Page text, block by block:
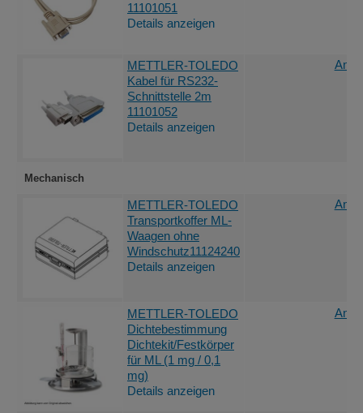
11101051
Details anzeigen
METTLER-TOLEDO
Kabel für RS232-
Schnittstelle 2m
11101052
Details anzeigen
Mechanisch
METTLER-TOLEDO
Transportkoffer ML-
Waagen ohne
Windschutz11124240
Details anzeigen
METTLER-TOLEDO
Dichtebestimmung
Dichtekit/Festkörper
für ML (1 mg / 0,1
mg)
Details anzeigen